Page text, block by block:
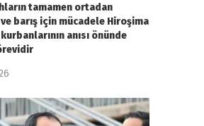
tamamen ortadan
ve barış için mücadele Hiroşima
anısı önünde